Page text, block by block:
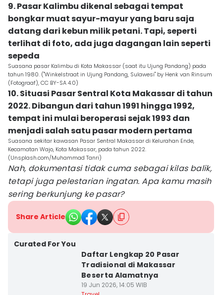
9. Pasar Kalimbu dikenal sebagai tempat
bongkar muat sayur-mayur yang baru saja
datang dari kebun milik petani. Tapi, seperti
terlihat di foto, ada juga dagangan lain seperti
sepeda
Suasana pasar Kalimbu di Kota Makassar (saat itu Ujung Pandang) pada
tahun 1980. ("Winkelstraat in Ujung Pandang, Sulawesi" by Henk van Rinsum
(Fotograaf), CC BY-SA 4.0)
10. Situasi Pasar Sentral Kota Makassar di tahun
2022. Dibangun dari tahun 1991 hingga 1992,
tempat ini mulai beroperasi sejak 1993 dan
menjadi salah satu pasar modern pertama
Suasana sekitar kawasan Pasar Sentral Makassar di Kelurahan Ende,
Kecamatan Wajo, Kota Makassar, pada tahun 2022.
(Unsplash.com/Muhammad Tanri)
Nah, dokumentasi tidak cuma sebagai kilas balik,
tetapi juga pelestarian ingatan. Apa kamu masih
sering berkunjung ke pasar?
Share Article
Curated For You
Daftar Lengkap 20 Pasar
Tradisional di Makassar
Beserta Alamatnya
19 Jun 2026, 14:05 WIB